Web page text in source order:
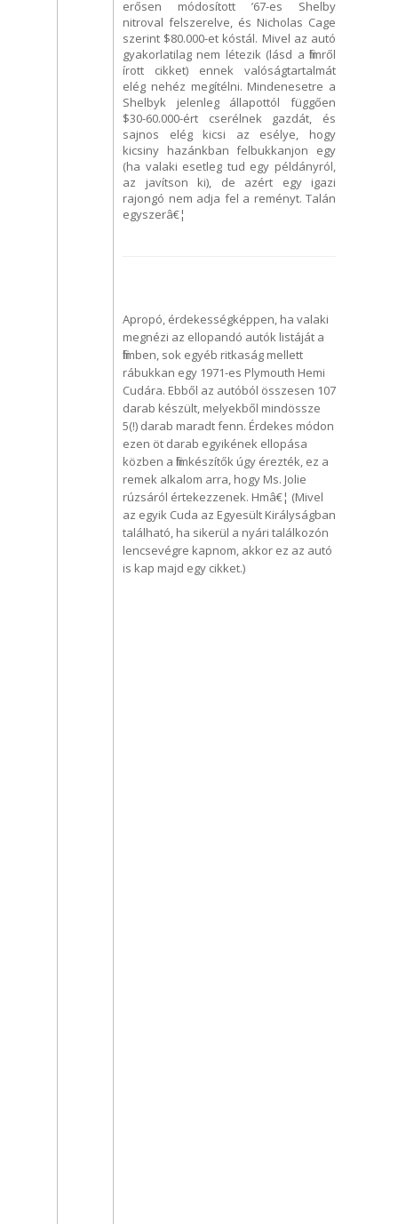
erősen módosított ’67-es Shelby
nitroval felszerelve, és Nicholas Cage
szerint $80.000-et kóstál. Mivel az autó
gyakorlatilag nem létezik (lásd a filmről
írott cikket) ennek valóságtartalmát
elég nehéz megítélni. Mindenesetre a
Shelbyk jelenleg állapottól függően
$30-60.000-ért cserélnek gazdát, és
sajnos elég kicsi az esélye, hogy
kicsiny hazánkban felbukkanjon egy
(ha valaki esetleg tud egy példányról,
az javítson ki), de azért egy igazi
rajongó nem adja fel a reményt. Talán
egyszerâ€¦
Apropó, érdekességképpen, ha valaki
megnézi az ellopandó autók listáját a
filmben, sok egyéb ritkaság mellett
rábukkan egy 1971-es Plymouth Hemi
Cudára. Ebből az autóból összesen 107
darab készült, melyekből mindössze
5(!) darab maradt fenn. Érdekes módon
ezen öt darab egyikének ellopása
közben a filmkészítők úgy érezték, ez a
remek alkalom arra, hogy Ms. Jolie
rúzsáról értekezzenek. Hmâ€¦ (Mivel
az egyik Cuda az Egyesült Királyságban
található, ha sikerül a nyári találkozón
lencsevégre kapnom, akkor ez az autó
is kap majd egy cikket.)